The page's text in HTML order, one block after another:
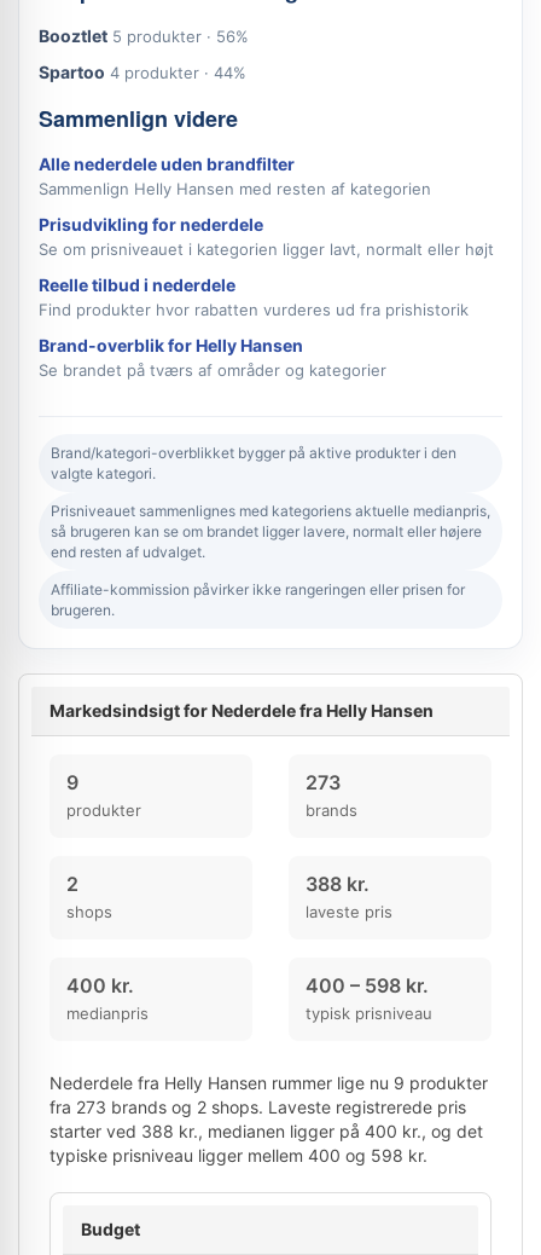
Booztlet 5 produkter · 56%
Spartoo 4 produkter · 44%
Sammenlign videre
Alle nederdele uden brandfilter
Sammenlign Helly Hansen med resten af kategorien
Prisudvikling for nederdele
Se om prisniveauet i kategorien ligger lavt, normalt eller højt
Reelle tilbud i nederdele
Find produkter hvor rabatten vurderes ud fra prishistorik
Brand-overblik for Helly Hansen
Se brandet på tværs af områder og kategorier
Brand/kategori-overblikket bygger på aktive produkter i den
valgte kategori.
Prisniveauet sammenlignes med kategoriens aktuelle medianpris,
så brugeren kan se om brandet ligger lavere, normalt eller højere
end resten af udvalget.
Affiliate-kommission påvirker ikke rangeringen eller prisen for
brugeren.
Markedsindsigt for Nederdele fra Helly Hansen
9
produkter
273
brands
2
shops
388 kr.
laveste pris
400 kr.
medianpris
400 – 598 kr.
typisk prisniveau
Nederdele fra Helly Hansen rummer lige nu 9 produkter
fra 273 brands og 2 shops. Laveste registrerede pris
starter ved 388 kr., medianen ligger på 400 kr., og det
typiske prisniveau ligger mellem 400 og 598 kr.
Budget